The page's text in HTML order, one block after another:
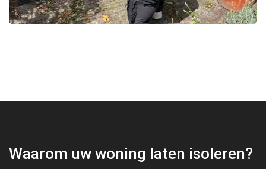
Waarom uw woning laten isoleren?